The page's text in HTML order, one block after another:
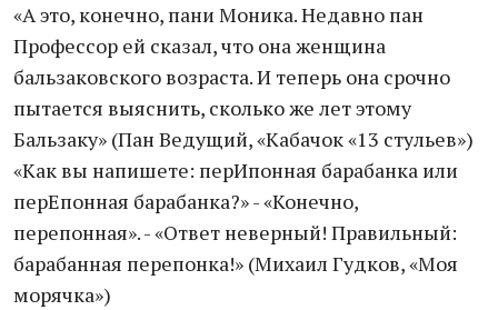
«А это, конечно, пани Моника. Недавно пан
Профессор ей сказал, что она женщина
бальзаковского возраста. И теперь она срочно
пытается выяснить, сколько же лет этому
Бальзаку» (Пан Ведущий, «Кабачок «13 стульев»)
«Как вы напишете: перИпонная барабанка или
перЕпонная барабанка?» - «Конечно,
перепонная». - «Ответ неверный! Правильный:
барабанная перепонка!» (Михаил Гудков, «Моя
морячка»)